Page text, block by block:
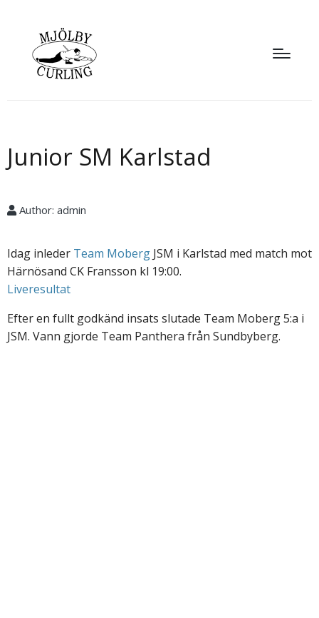
Junior SM Karlstad
Author: admin
Idag inleder Team Moberg JSM i Karlstad med match mot
Härnösand CK Fransson kl 19:00.
Liveresultat
Efter en fullt godkänd insats slutade Team Moberg 5:a i
JSM. Vann gjorde Team Panthera från Sundbyberg.